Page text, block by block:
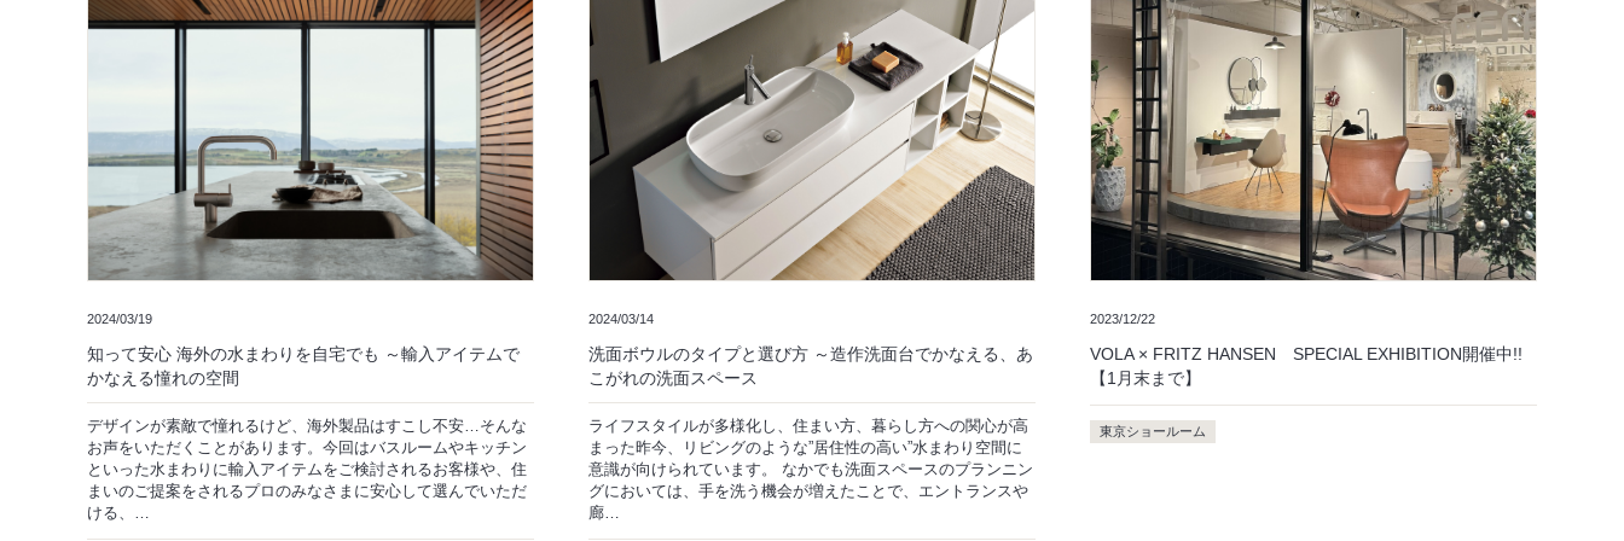
2024/03/19
知って安心 海外の水まわりを自宅でも ～輸入アイテムで
かなえる憧れの空間
デザインが素敵で憧れるけど、海外製品はすこし不安…そんな
お声をいただくことがあります。今回はバスルームやキッチン
といった水まわりに輸入アイテムをご検討されるお客様や、住
まいのご提案をされるプロのみなさまに安心して選んでいただ
ける、…
2024/03/14
洗面ボウルのタイプと選び方 ～造作洗面台でかなえる、あ
こがれの洗面スペース
ライフスタイルが多様化し、住まい方、暮らし方への関心が高
まった昨今、リビングのような”居住性の高い”水まわり空間に
意識が向けられています。 なかでも洗面スペースのプランニン
グにおいては、手を洗う機会が増えたことで、エントランスや
廊…
2023/12/22
VOLA × FRITZ HANSEN SPECIAL EXHIBITION開催中!!
【1月末まで】
東京ショールーム